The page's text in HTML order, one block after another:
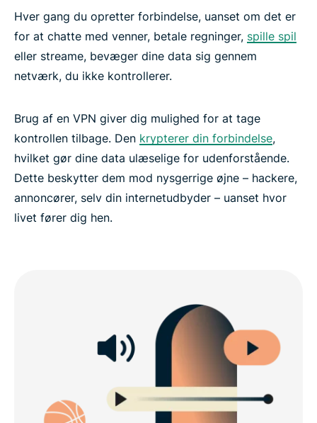
Hver gang du opretter forbindelse, uanset om det er
for at chatte med venner, betale regninger, spille spil
eller streame, bevæger dine data sig gennem
netværk, du ikke kontrollerer.
Brug af en VPN giver dig mulighed for at tage
kontrollen tilbage. Den krypterer din forbindelse,
hvilket gør dine data ulæselige for udenforstående.
Dette beskytter dem mod nysgerrige øjne – hackere,
annoncører, selv din internetudbyder – uanset hvor
livet fører dig hen.